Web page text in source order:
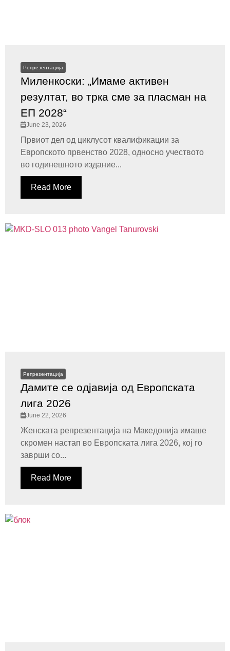
Репрезентација
Миленкоски: „Имаме активен
резултат, во трка сме за пласман на
ЕП 2028“
June 23, 2026
Првиот дел од циклусот квалификации за
Европското првенство 2028, односно учеството
во годинешното издание...
Read More
Репрезентација
Дамите се одјавија од Европската
лига 2026
June 22, 2026
Женската репрезентација на Македонија имаше
скромен настап во Европската лига 2026, кој го
заврши со...
Read More